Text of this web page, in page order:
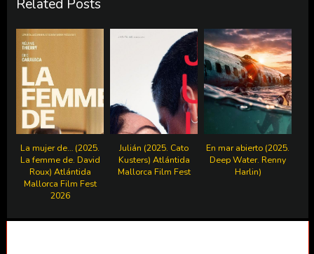
Related Posts
La mujer de… (2025.
La femme de. David
Roux) Atlántida
Mallorca Film Fest
2026
Julián (2025. Cato
Kusters) Atlántida
Mallorca Film Fest
En mar abierto (2025.
Deep Water. Renny
Harlin)